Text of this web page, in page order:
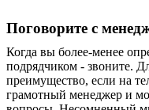
Поговорите с
Когда вы более-менее
подрядчиком - звоните.
преимущество, если на
грамотный менеджер и